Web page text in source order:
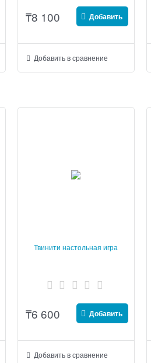
₸8 100 Добавить
Добавить в сравнение
Твинити настольная игра
₸6 600 Добавить
Добавить в сравнение